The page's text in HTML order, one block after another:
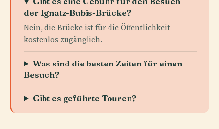
der Ignatz-Bubis-Brücke?
Nein, die Brücke ist für die Öffentlichkeit
kostenlos zugänglich.
Was sind die besten Zeiten für einen
Besuch?
Gibt es geführte Touren?